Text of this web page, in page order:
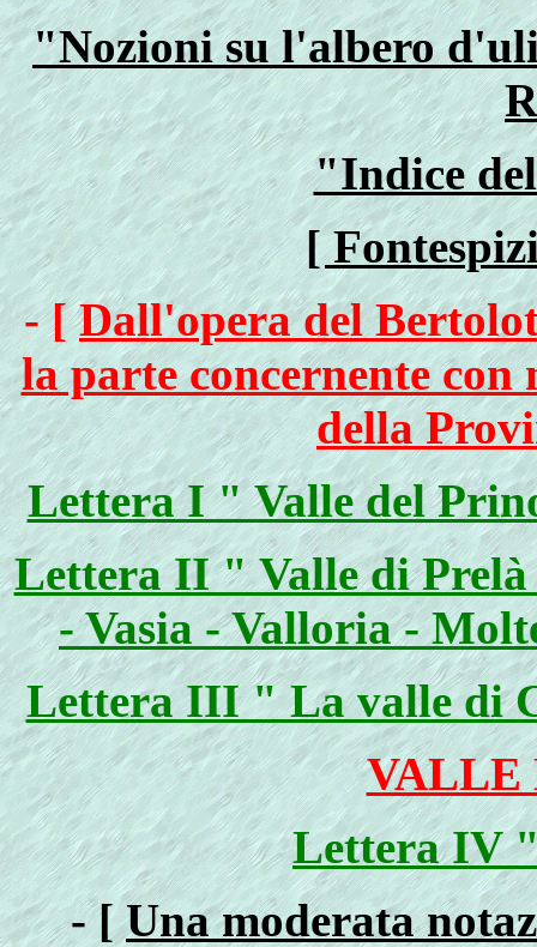
"Nozioni su l'albero
"Indice
[
- [Dall'opera del
la parte concernente
della
Lettera I " Valle del
Lettera II " Valle di Prelà
- Vasia - Valloria -
Lettera III " La valle di
VALLE
Lettera IV
- [Una moderata